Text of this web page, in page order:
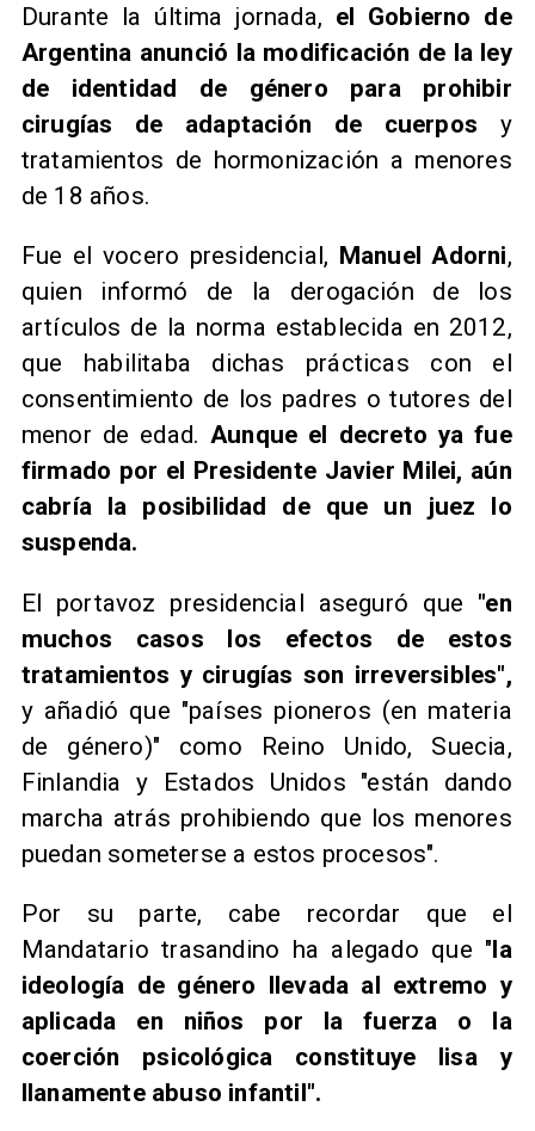
Durante la última jornada, el Gobierno de
Argentina anunció la modificación de la ley
de identidad de género para prohibir
cirugías de adaptación de cuerpos y
tratamientos de hormonización a menores
de 18 años.
​​Fue el vocero presidencial, Manuel Adorni,
quien informó de la derogación de los
artículos de la norma establecida en 2012,
que habilitaba dichas prácticas con el
consentimiento de los padres o tutores del
menor de edad.Aunque el decreto ya fue
firmado por el Presidente Javier Milei, aún
cabría la posibilidad de que un juez lo
suspenda.
El portavoz presidencial aseguró que "en
muchos casos los efectos de estos
tratamientos y cirugías son irreversibles",
y añadió que "países pioneros (en materia
de género)" como Reino Unido, Suecia,
Finlandia y Estados Unidos "están dando
marcha atrás prohibiendo que los menores
puedan someterse a estos procesos".
​Por su parte, cabe recordar que el
Mandatario trasandino ha alegado que "la
ideología de género llevada al extremo y
aplicada en niños por la fuerza o la
coerción psicológica constituye lisa y
llanamente abuso infantil".